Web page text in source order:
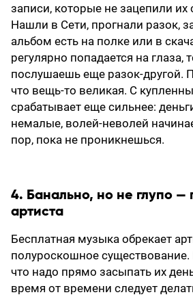
записи, которые не зацепили их
Нашли в Сети, прогнали разок,
альбом есть на полке или в
регулярно попадается на глаза,
послушаешь еще разок-другой.
что вещь-то великая. С
срабатывает еще сильнее:
немалые, волей-неволей
пор, пока не проникнешься.
4. Банально, но не глупо —
артиста
Бесплатная музыка обрекает
полуроскошное
что надо прямо засыпать их
время от времени следует